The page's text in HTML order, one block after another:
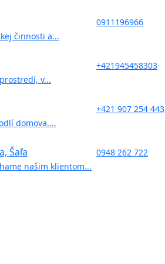
činnosti a...
0911196966
v...
+421945458303
domova....
+421 907 254 443
Šaľa
našim klientom...
0948 262 722